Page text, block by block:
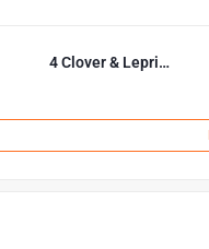
4 Clover & Lepricon